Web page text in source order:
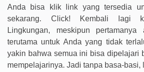
Anda bisa klik link yang tersedia
sekarang. Click! Kembali lagi
Lingkungan, meskipun
terutama untuk Anda yang tidak
yakin bahwa semua ini bisa dipelajari
mempelajarinya. Jadi tanpa basa-basi,